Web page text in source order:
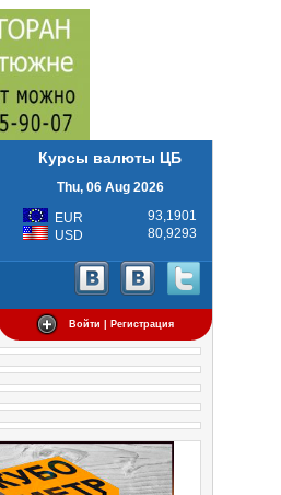
Курсы валюты ЦБ
Thu, 06 Aug 2026
EUR
93,1901
USD
80,9293
Войти | Регистрация